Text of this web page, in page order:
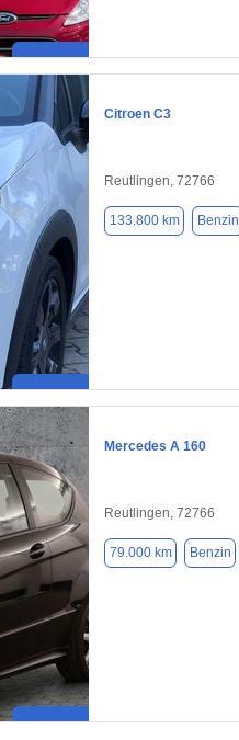
Citroen C3
Reutlingen, 72766
133.800 km Benzin
Mercedes A 160
Reutlingen, 72766
79.000 km Benzin